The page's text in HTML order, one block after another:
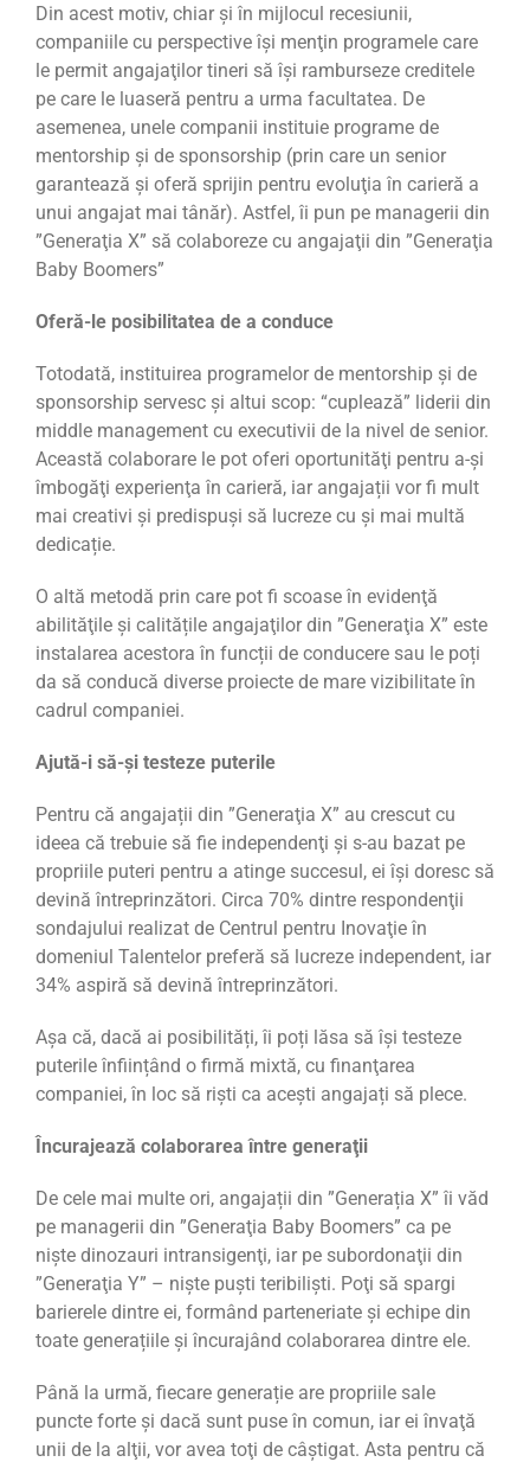
Din acest motiv, chiar și în mijlocul recesiunii,
companiile cu perspective îşi menţin programele care
le permit angajaţilor tineri să îşi ramburseze creditele
pe care le luaseră pentru a urma facultatea. De
asemenea, unele companii instituie programe de
mentorship şi de sponsorship (prin care un senior
garantează şi oferă sprijin pentru evoluţia în carieră a
unui angajat mai tânăr). Astfel, îi pun pe managerii din
”Generaţia X” să colaboreze cu angajaţii din ”Generaţia
Baby Boomers”
Oferă-le posibilitatea de a conduce
Totodată, instituirea programelor de mentorship şi de
sponsorship servesc şi altui scop: “cuplează” liderii din
middle management cu executivii de la nivel de senior.
Această colaborare le pot oferi oportunităţi pentru a-şi
îmbogăţi experienţa în carieră, iar angajații vor fi mult
mai creativi și predispuși să lucreze cu și mai multă
dedicație.
O altă metodă prin care pot fi scoase în evidenţă
abilităţile și calitățile angajaţilor din ”Generaţia X” este
instalarea acestora în funcții de conducere sau le poți
da să conducă diverse proiecte de mare vizibilitate în
cadrul companiei.
Ajută-i să-şi testeze puterile
Pentru că angajații din ”Generaţia X” au crescut cu
ideea că trebuie să fie independenţi şi s-au bazat pe
propriile puteri pentru a atinge succesul, ei își doresc să
devină întreprinzători. Circa 70% dintre respondenţii
sondajului realizat de Centrul pentru Inovaţie în
domeniul Talentelor preferă să lucreze independent, iar
34% aspiră să devină întreprinzători.
Așa că, dacă ai posibilități, îi poți lăsa să îşi testeze
puterile înființând o firmă mixtă, cu finanţarea
companiei, în loc să rişti ca acești angajați să plece.
Încurajează colaborarea între generaţii
De cele mai multe ori, angajații din ”Generația X” îi văd
pe managerii din ”Generaţia Baby Boomers” ca pe
nişte dinozauri intransigenţi, iar pe subordonaţii din
”Generaţia Y” – nişte puşti teribilişti. Poţi să spargi
barierele dintre ei, formând parteneriate şi echipe din
toate generațiile și încurajând colaborarea dintre ele.
Până la urmă, fiecare generație are propriile sale
puncte forte şi dacă sunt puse în comun, iar ei învaţă
unii de la alţii, vor avea toţi de câştigat. Asta pentru că